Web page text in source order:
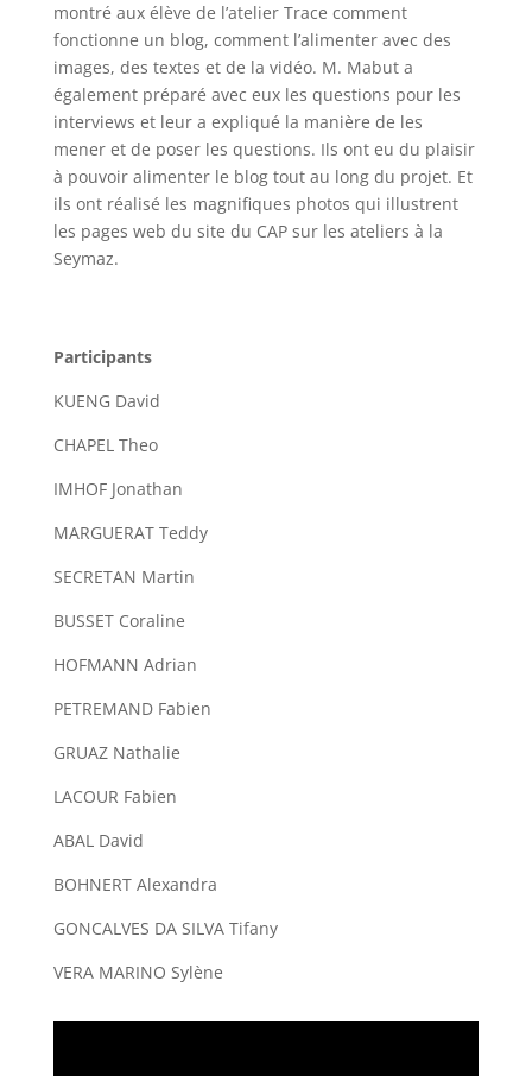
montré aux élève de l’atelier Trace comment
fonctionne un blog, comment l’alimenter avec des
images, des textes et de la vidéo. M. Mabut a
également préparé avec eux les questions pour les
interviews et leur a expliqué la manière de les
mener et de poser les questions. Ils ont eu du plaisir
à pouvoir alimenter le blog tout au long du projet. Et
ils ont réalisé les magnifiques photos qui illustrent
les pages web du site du CAP sur les ateliers à la
Seymaz.
Participants
KUENG David
CHAPEL Theo
IMHOF Jonathan
MARGUERAT Teddy
SECRETAN Martin
BUSSET Coraline
HOFMANN Adrian
PETREMAND Fabien
GRUAZ Nathalie
LACOUR Fabien
ABAL David
BOHNERT Alexandra
GONCALVES DA SILVA Tifany
VERA MARINO Sylène